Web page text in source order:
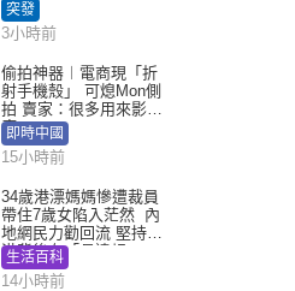
突發
3小時前
偷拍神器︱電商現「折
射手機殼」 可熄Mon側
拍 賣家：很多用來影裙
底即時中國
15小時前
34歲港漂媽媽慘遭裁員
帶住7歲女陷入茫然 內
地網民力勸回流 堅持留
港背後有「長遠規
劃」？
生活百科
14小時前